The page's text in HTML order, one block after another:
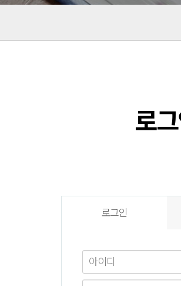
로
로그인